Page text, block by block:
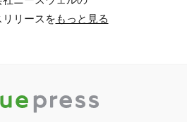
リースをもっと見る